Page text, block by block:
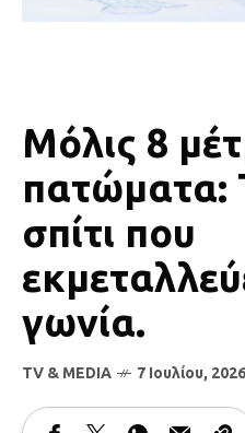
Μόλις 8
πατώματα:
σπίτι που
γωνία.
TV & MEDIA 7 Ιουλίου, 2026